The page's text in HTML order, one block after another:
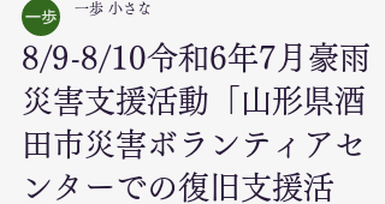
8/9-8/10令和6年7月豪雨
災害支援活動「山形県酒
田市災害ボランティアセ
ンターでの復旧支援活
一歩 小さな